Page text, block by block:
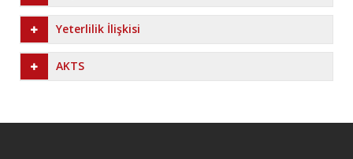
Yeterlilik İlişkisi
AKTS